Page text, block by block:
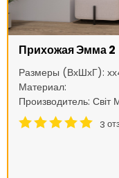
Прихожая Эмма 2
Размеры (ВхШхГ):
Материал:
Производитель: Світ
3